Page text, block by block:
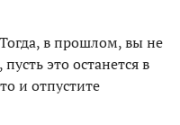
в прошлом, вы не
это останется в
и отпустите